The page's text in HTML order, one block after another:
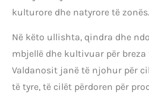
kulturore dhe natyrore të zonës.
Në këto ullishta, qindra dhe
mbjellë dhe kultivuar për breza
Valdanosit janë të njohur për
të tyre, të cilët përdoren për